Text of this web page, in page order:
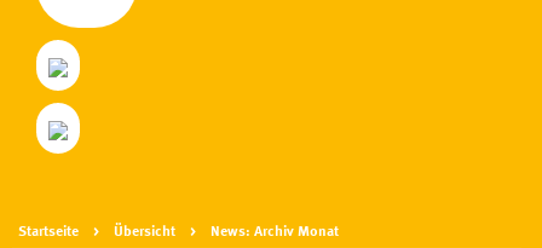
Startseite Übersicht News: Archiv Monat